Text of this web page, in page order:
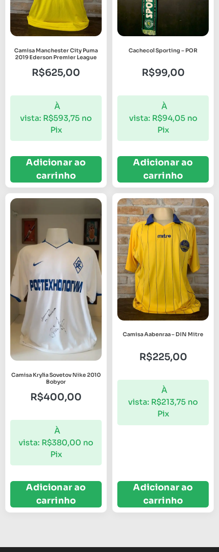
Camisa Manchester City Puma
2019 Ederson Premier League
R$625,00
À
vista: R$593,75 no
Pix
Adicionar ao
carrinho
Cachecol Sporting – POR
R$99,00
À
vista: R$94,05 no
Pix
Adicionar ao
carrinho
Camisa Krylia Sovetov Nike 2010
Bobyor
R$400,00
À
vista: R$380,00 no
Pix
Adicionar ao
carrinho
Camisa Aabenraa – DIN Mitre
R$225,00
À
vista: R$213,75 no
Pix
Adicionar ao
carrinho